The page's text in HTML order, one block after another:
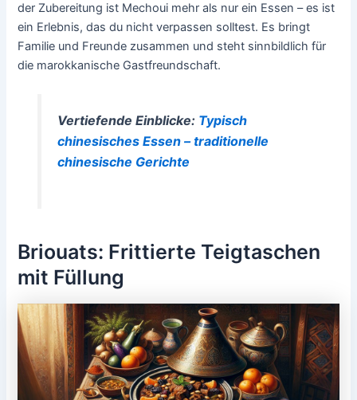
der Zubereitung ist Mechoui mehr als nur ein Essen – es ist
ein Erlebnis, das du nicht verpassen solltest. Es bringt
Familie und Freunde zusammen und steht sinnbildlich für
die marokkanische Gastfreundschaft.
Vertiefende Einblicke: Typisch
chinesisches Essen – traditionelle
chinesische Gerichte
Briouats: Frittierte Teigtaschen
mit Füllung